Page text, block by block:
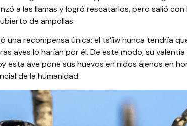
a las llamas y logró rescatarlos, pero salió con
de ampollas.
una recompensa única: el ts’íiw nunca tendría
aves lo harían por él. De este modo, su
esta ave pone sus huevos en nidos ajenos en
de la humanidad.